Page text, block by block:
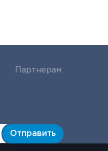
Партнерам
Отправить